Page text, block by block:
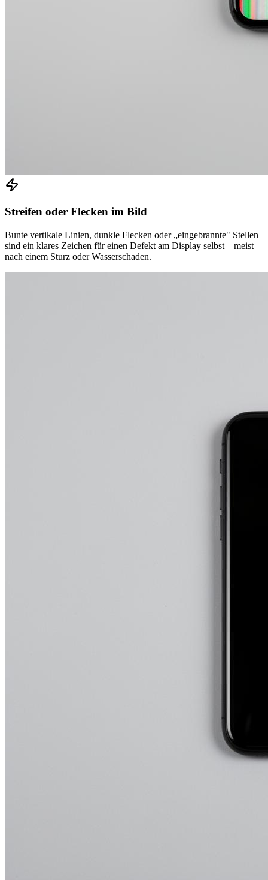
Streifen oder Flecken im Bild
Bunte vertikale Linien, dunkle Flecken oder „eingebrannte" Stellen
sind ein klares Zeichen für einen Defekt am Display selbst – meist
nach einem Sturz oder Wasserschaden.